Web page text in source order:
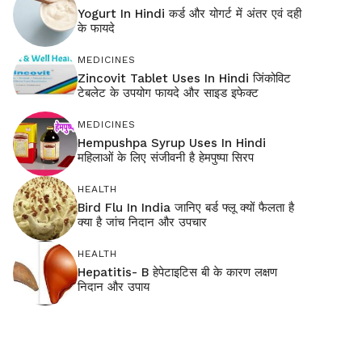
Yogurt In Hindi कर्ड और योगर्ट में अंतर एवं दही
के फायदे
MEDICINES
Zincovit Tablet Uses In Hindi जिंकोविट
टेबलेट के उपयोग फायदे और साइड इफेक्ट
MEDICINES
Hempushpa Syrup Uses In Hindi
महिलाओं के लिए संजीवनी है हेमपुष्पा सिरप
HEALTH
Bird Flu In India जानिए बर्ड फ्लू क्यों फैलता है
क्या है जांच निदान और उपचार
HEALTH
Hepatitis- B हेपेटाइटिस बी के कारण लक्षण
निदान और उपाय